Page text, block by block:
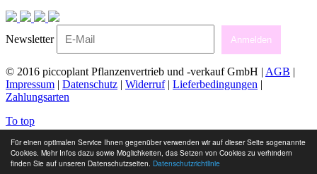
Für einen optimalen Service Ihnen gegenüber verwenden wir auf dieser Seite sogenannte
Cookies. Mehr Infos dazu sowie Möglichkeiten, das Setzen von Cookies zu verhindern
finden Sie auf unseren Datenschutzseiten. Datenschutzrichtlinie
Newsletter Anmelden
© 2016 piccoplant Pflanzenvertrieb und -verkauf GmbH | AGB |
Impressum | Datenschutz | Widerruf| Lieferbedingungen |
Zahlungsarten
To top